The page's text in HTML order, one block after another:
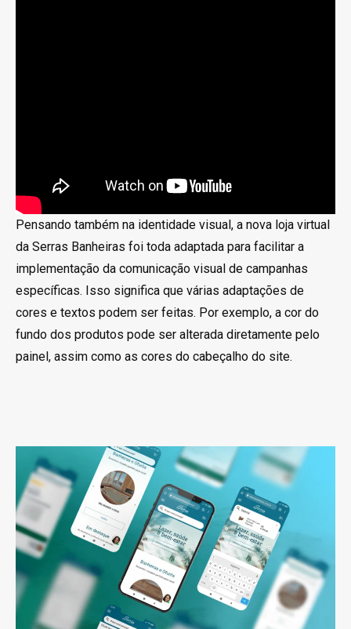
Pensando também na identidade visual, a nova loja virtual
da Serras Banheiras foi toda adaptada para facilitar a
implementação da comunicação visual de campanhas
específicas. Isso significa que várias adaptações de
cores e textos podem ser feitas. Por exemplo, a cor do
fundo dos produtos pode ser alterada diretamente pelo
painel, assim como as cores do cabeçalho do site.